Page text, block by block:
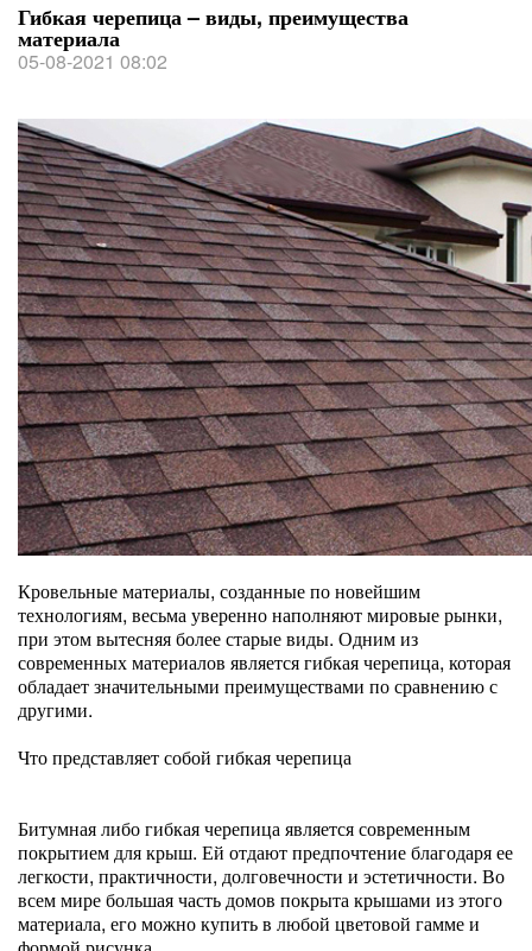
Гибкая черепица – виды, преимущества
материала
05-08-2021 08:02
Кровельные материалы, созданные по новейшим
технологиям, весьма уверенно наполняют мировые рынки,
при этом вытесняя более старые виды. Одним из
современных материалов является гибкая черепица, которая
обладает значительными преимуществами по сравнению с
другими.
Что представляет собой гибкая черепица
Битумная либо гибкая черепица является современным
покрытием для крыш. Ей отдают предпочтение благодаря ее
легкости, практичности, долговечности и эстетичности. Во
всем мире большая часть домов покрыта крышами из этого
материала, его можно купить в любой цветовой гамме и